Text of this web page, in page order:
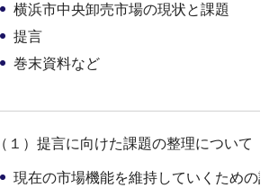
横浜市中央卸売市場の現状と課題
提言
巻末資料など
（１）提言に向けた課題の整理について
現在の市場機能を維持していくための